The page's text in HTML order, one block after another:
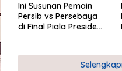
Ini Susunan Pemain
Persib vs Persebaya
di Final Piala Presiden